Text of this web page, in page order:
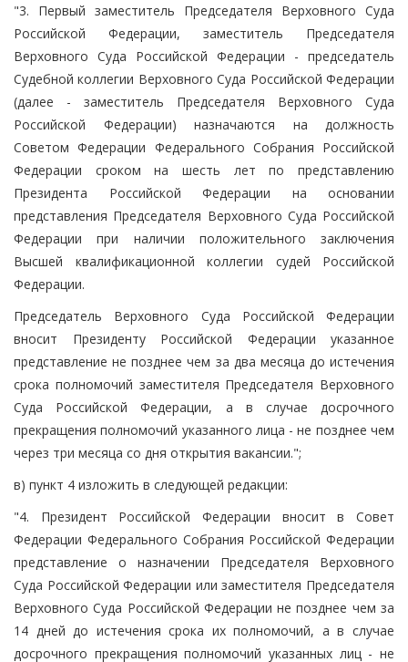
"3. Первый заместитель Председателя Верховного Суда
Российской Федерации, заместитель Председателя
Верховного Суда Российской Федерации - председатель
Судебной коллегии Верховного Суда Российской Федерации
(далее - заместитель Председателя Верховного Суда
Российской Федерации) назначаются на должность
Советом Федерации Федерального Собрания Российской
Федерации сроком на шесть лет по представлению
Президента Российской Федерации на основании
представления Председателя Верховного Суда Российской
Федерации при наличии положительного заключения
Высшей квалификационной коллегии судей Российской
Федерации.
Председатель Верховного Суда Российской Федерации
вносит Президенту Российской Федерации указанное
представление не позднее чем за два месяца до истечения
срока полномочий заместителя Председателя Верховного
Суда Российской Федерации, а в случае досрочного
прекращения полномочий указанного лица - не позднее чем
через три месяца со дня открытия вакансии.";
в) пункт 4 изложить в следующей редакции:
"4. Президент Российской Федерации вносит в Совет
Федерации Федерального Собрания Российской Федерации
представление о назначении Председателя Верховного
Суда Российской Федерации или заместителя Председателя
Верховного Суда Российской Федерации не позднее чем за
14 дней до истечения срока их полномочий, а в случае
досрочного прекращения полномочий указанных лиц - не